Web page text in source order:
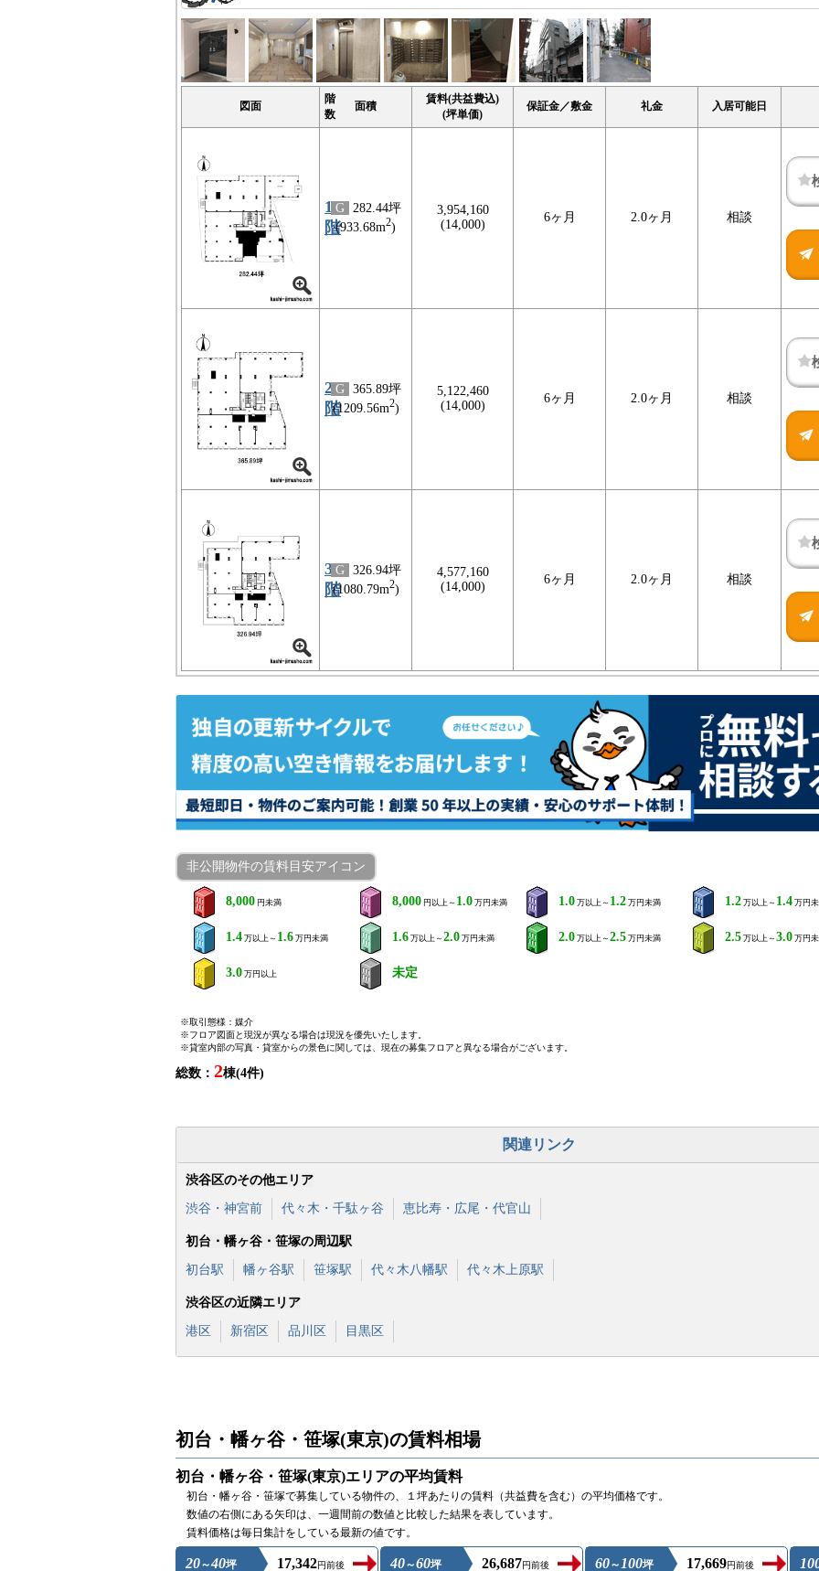
図面
階
数
面積
賃料(共益費込)
(坪単価)
保証金／敷金 礼金 入居可能日
1
階
G
282.44坪
(933.68m2)
3,954,160
(14,000)
6ヶ月 2.0ヶ月 相談
2
階
G
365.89坪
(1209.56m2)
5,122,460
(14,000)
6ヶ月 2.0ヶ月 相談
3
階
G
326.94坪
(1080.79m2)
4,577,160
(14,000)
6ヶ月 2.0ヶ月 相談
非公開物件の賃料目安アイコン
8,000 円未満 8,000 円以上～ 1.0 万円未満 1.0 万以上～ 1.2 万円未満 1.2 万以上～ 1.4 万円
1.4 万以上～ 1.6 万円未満 1.6 万以上～ 2.0 万円未満 2.0 万以上～ 2.5 万円未満 2.5 万以上～ 3.0 万円
3.0 万円以上 未定
※取引態様：媒介
※フロア図面と現況が異なる場合は現況を優先いたします。
※貸室内部の写真・貸室からの景色に関しては、現在の募集フロアと異なる場合がございます。
総数： 2棟(4件)
関連リンク
渋谷区のその他エリア
渋谷・神宮前 代々木・千駄ヶ谷 恵比寿・広尾・代官山
初台・幡ヶ谷・笹塚の周辺駅
初台駅 幡ヶ谷駅 笹塚駅 代々木八幡駅 代々木上原駅
渋谷区の近隣エリア
港区 新宿区 品川区 目黒区
初台・幡ヶ谷・笹塚(東京)の賃料相場
初台・幡ヶ谷・笹塚(東京)エリアの平均賃料
初台・幡ヶ谷・笹塚で募集している物件の、１坪あたりの賃料（共益費を含む）の平均価格です。
数値の右側にある矢印は、一週間前の数値と比較した結果を表しています。
賃料価格は毎日集計をしている最新の値です。
20～40坪 17,342円前後 40～60坪 26,687円前後 60～ 100坪 17,669円前後